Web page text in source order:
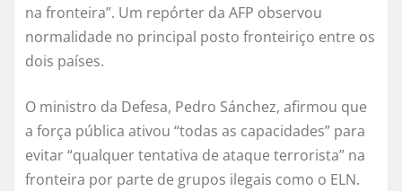
na fronteira”. Um repórter da AFP observou
normalidade no principal posto fronteiriço entre os
dois países.
O ministro da Defesa, Pedro Sánchez, afirmou que
a força pública ativou “todas as capacidades” para
evitar “qualquer tentativa de ataque terrorista” na
fronteira por parte de grupos ilegais como o ELN.